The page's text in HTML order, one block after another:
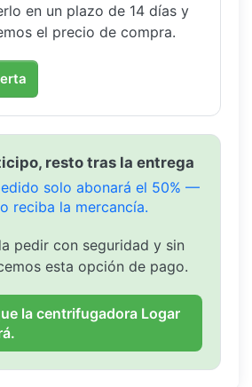
en un plazo de 14 días y
el precio de compra.
resto tras la entrega
solo abonará el 50% —
reciba la mercancía.
pedir con seguridad y sin
esta opción de pago.
la centrifugadora Logar